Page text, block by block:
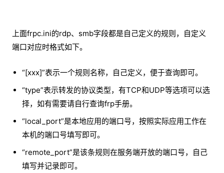
上面frpc.ini的rdp、smb字段都是自己定义的规则，自定义
端口对应时格式如下。
“[xxx]”表示一个规则名称，自己定义，便于查询即可。
“type”表示转发的协议类型，有TCP和UDP等选项可以选
择，如有需要请自行查询frp手册。
“local_port”是本地应用的端口号，按照实际应用工作在
本机的端口号填写即可。
“remote_port”是该条规则在服务端开放的端口号，自己
填写并记录即可。